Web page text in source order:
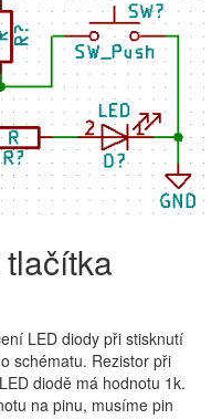
LED diody při stisknutí
schématu. Rezistor při
diodě má hodnotu 1k.
na pinu, musíme pin